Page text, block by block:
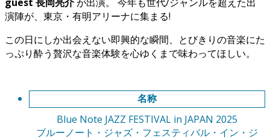
演陣が、東京・有明アリーナに集まる!
この日にしか出会えない即興的な瞬間、とびきりの音楽にた
っぷり酔う贅沢な音楽体験を心ゆくまで味わってほしい。
名称
Blue Note JAZZ FESTIVAL in JAPAN 2025
ブルーノート・ジャズ・フェスティバル・イン・ジ